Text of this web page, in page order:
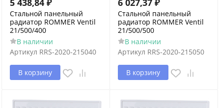
5 438,84 ₽
Стальной панельный
радиатор ROMMER Ventil
21/500/400
В наличии
Артикул RRS-2020-215040
В корзину
6 027,37 ₽
Стальной панельный
радиатор ROMMER Ventil
21/500/500
В наличии
Артикул RRS-2020-215050
В корзину